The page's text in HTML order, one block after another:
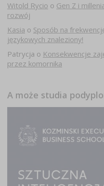
Witold Rycio o Gen Z i
rozwój
Kasia o Sposób na
językowych znaleziony!
Patrycja o Konsekwencje
przez komornika
A może studia